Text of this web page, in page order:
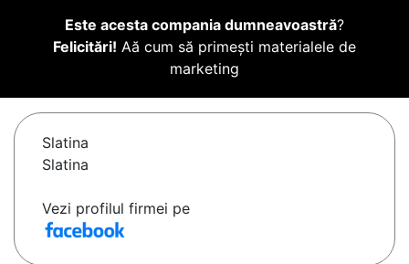
Este acesta compania dumneavoastră?
Felicitări! Aă cum să primești materialele de
marketing
Slatina
Slatina
Vezi profilul firmei pe